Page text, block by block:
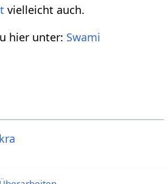
vielleicht auch.
hier unter: Swami